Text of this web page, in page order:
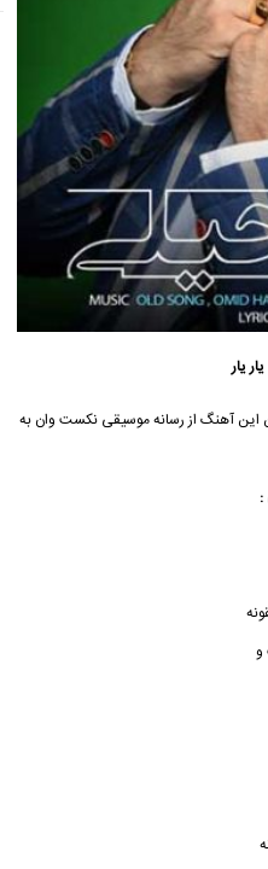
یار
مشاهده متن این آهنگ از رسانه موسیقی نکست وان به
:
و